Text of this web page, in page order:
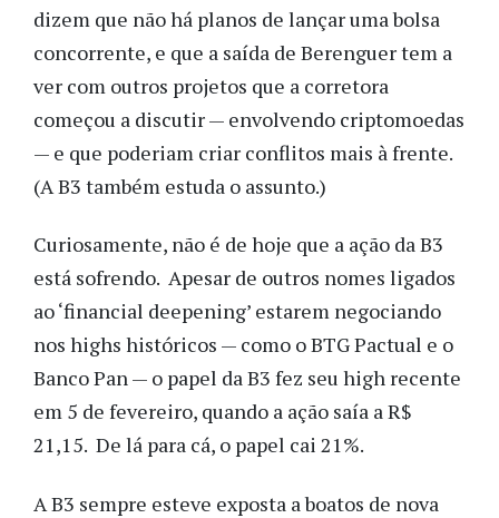
dizem que não há planos de lançar uma bolsa
concorrente, e que a saída de Berenguer tem a
ver com outros projetos que a corretora
começou a discutir — envolvendo criptomoedas
— e que poderiam criar conflitos mais à frente.
(A B3 também estuda o assunto.)
Curiosamente, não é de hoje que a ação da B3
está sofrendo. Apesar de outros nomes ligados
ao ‘financial deepening’ estarem negociando
nos highs históricos — como o BTG Pactual e o
Banco Pan — o papel da B3 fez seu high recente
em 5 de fevereiro, quando a ação saía a R$
21,15. De lá para cá, o papel cai 21%.
A B3 sempre esteve exposta a boatos de nova